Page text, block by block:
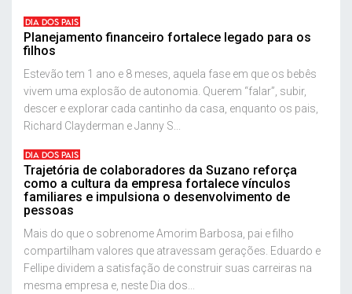
DIA DOS PAIS
Planejamento financeiro fortalece legado para os
filhos
Estevão tem 1 ano e 8 meses, aquela fase em que os bebês
vivem uma explosão de autonomia. Querem “falar”, subir,
descer e explorar cada cantinho da casa, enquanto os pais,
Richard Clayderman e Janny S...
DIA DOS PAIS
Trajetória de colaboradores da Suzano reforça
como a cultura da empresa fortalece vínculos
familiares e impulsiona o desenvolvimento de
pessoas
Mais do que o sobrenome Amorim Barbosa, pai e filho
compartilham valores que atravessam gerações. Eduardo e
Fellipe dividem a satisfação de construir suas carreiras na
mesma empresa e, neste Dia dos...